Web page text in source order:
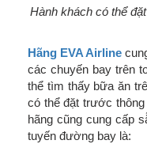
Hành khách có thể
Hãng EVA Airline
các chuyến bay trên
thể tìm thấy bữa ăn
có thể đặt trước
hãng cũng cung cấp
tuyến đường bay là: